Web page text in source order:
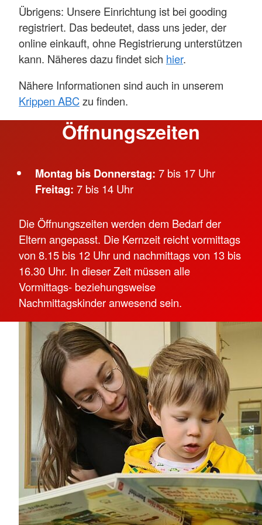
Kreativität). Dies sind natürlich nur einige
Wurzeln. Es gibt noch viele mehr, die dafür
sorgen, dass die jetzt noch kleinen Kinder
später einmal fest im Leben verankert sein
werden.
Großen Kindern soll man Flügel schenken. Das
ist oftmals Aufgabe der Eltern, die Kinder
loszulassen und ihren eigenen Weg gehen zu
schon Flügel schenken. Beispielsweise, um
Sachen selbst ausprobieren zu können oder die
entdecken zu lernen.
Mehr anzeigen
Übrigens: Unsere Einrichtung ist bei gooding
registriert. Das bedeutet, dass uns jeder, der
online einkauft, ohne Registrierung unterstützen
kann. Näheres dazu findet sich hier.
Nähere Informationen sind auch in unserem
Krippen ABCzu finden.
Öffnungszeiten
Montag bis Donnerstag: 7 bis 17 Uhr
Freitag: 7 bis 14 Uhr
Die Öffnungszeiten werden dem Bedarf der
Eltern angepasst. Die Kernzeit reicht vormittags
von 8.15 bis 12 Uhr und nachmittags von 13 bis
16.30 Uhr. In dieser Zeit müssen alle
Vormittags- beziehungsweise
Nachmittagskinder anwesend sein.